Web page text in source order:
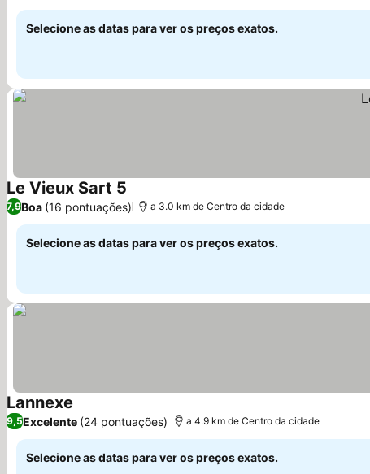
Selecione as datas para ver os preços exatos.
Le Vieux Sart 5
7,9Boa (16 pontuações) a 3.0 km de Centro da cidade
Selecione as datas para ver os preços exatos.
Lannexe
9,5Excelente (24 pontuações) a 4.9 km de Centro da cidade
Selecione as datas para ver os preços exatos.